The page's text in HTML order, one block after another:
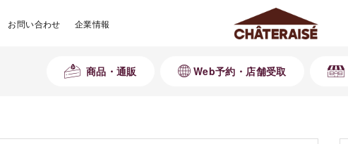
お問い合わせ 企業情報
商品・通販 Web予約・店舗受取